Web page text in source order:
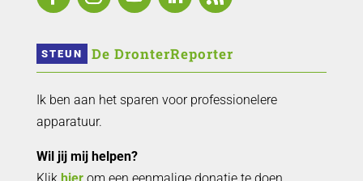
STEUN De DronterReporter
Ik ben aan het sparen voor professionelere
apparatuur.
Wil jij mij helpen?